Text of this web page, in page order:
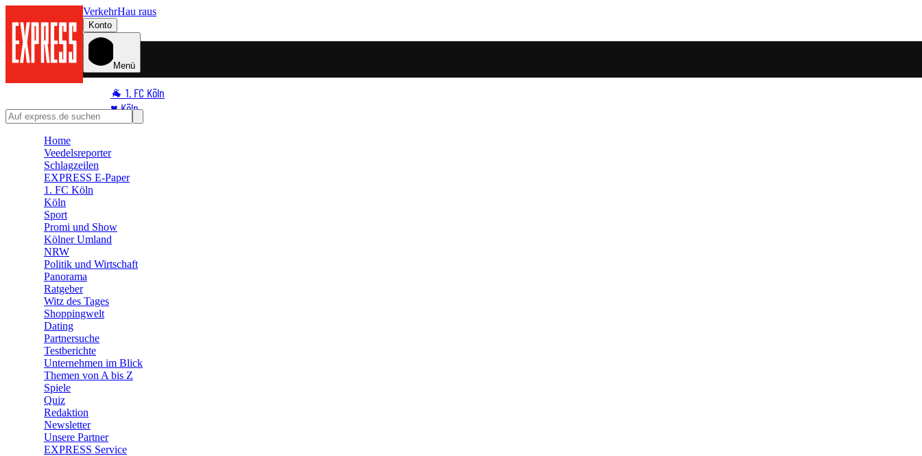
VerkehrHau raus
Konto
Menü
🐐 1. FC Köln
♥️ Köln
⭐ Promi
🧩 Spiele
Home
Veedelsreporter
Schlagzeilen
EXPRESS E-Paper
1. FC Köln
Köln
Sport
Promi und Show
Kölner Umland
NRW
Politik und Wirtschaft
Panorama
Ratgeber
Witz des Tages
Shoppingwelt
Dating
Partnersuche
Testberichte
Unternehmen im Blick
Themen von A bis Z
Spiele
Quiz
Redaktion
Newsletter
Unsere Partner
EXPRESS Service